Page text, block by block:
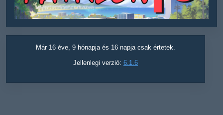
Már 16 éve, 9 hónapja és 16 napja csak értetek.
Jellenlegi verzió: 6.1.6